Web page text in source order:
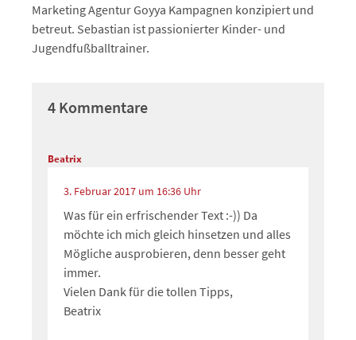
Marketing Agentur Goyya Kampagnen konzipiert und
betreut. Sebastian ist passionierter Kinder- und
Jugendfußballtrainer.
4 Kommentare
Beatrix
3. Februar 2017 um 16:36 Uhr
Was für ein erfrischender Text :-)) Da
möchte ich mich gleich hinsetzen und alles
Mögliche ausprobieren, denn besser geht
immer.
Vielen Dank für die tollen Tipps,
Beatrix